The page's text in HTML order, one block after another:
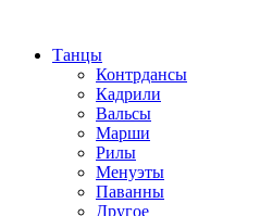
Танцы
Контрдансы
Кадрили
Вальсы
Марши
Рилы
Менуэты
Паванны
Другое